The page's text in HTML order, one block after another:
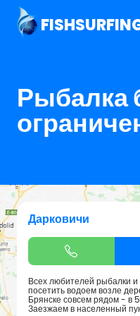
Рыбалка
Дарковичи
Всех любителей рыбалки
посетить водоем возле
Брянске совсем рядом - в
Заезжаем в населенный